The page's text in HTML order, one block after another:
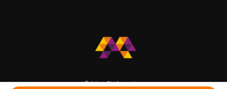
© Avium Platforms, Inc.